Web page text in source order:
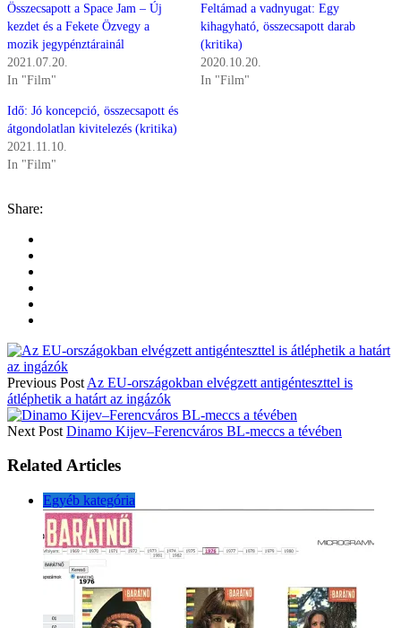
Összecsapott a Space Jam – Új
kezdet és a Fekete Özvegy a
mozik jegypénztárainál
2021.07.20.
In "Film"
Feltámad a vadnyugat: Egy
kihagyható, összecsapott darab
(kritika)
2020.10.20.
In "Film"
Idő: Jó koncepció, összecsapott és
átgondolatlan kivitelezés (kritika)
2021.11.10.
In "Film"
Share:
Previous Post Az EU-országokban elvégzett antigénteszttel is
átléphetik a határt az ingázók
Next Post Dinamo Kijev–Ferencváros BL-meccs a tévében
Related Articles
Egyéb kategória